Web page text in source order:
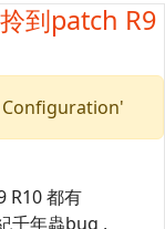
到patch R9
R10 都有
千年蟲bug ,